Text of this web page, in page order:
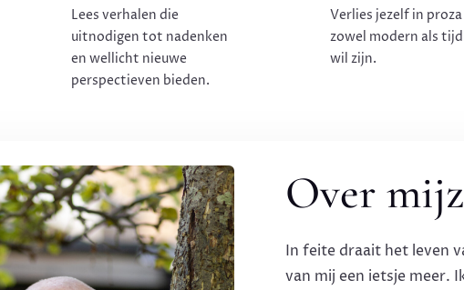
Lees verhalen die
uitnodigen tot nadenken
en wellicht nieuwe
perspectieven bieden.
Verlies jezelf in
zowel modern als
wil zijn.
Over
In feite draait het leven
van mij een ietsje meer.